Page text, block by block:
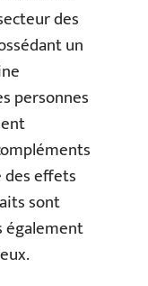
des
un
personnes
effets
sont
également